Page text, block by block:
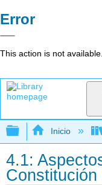
Error
This action is not available.
Expandir/
Inicio
4.1: